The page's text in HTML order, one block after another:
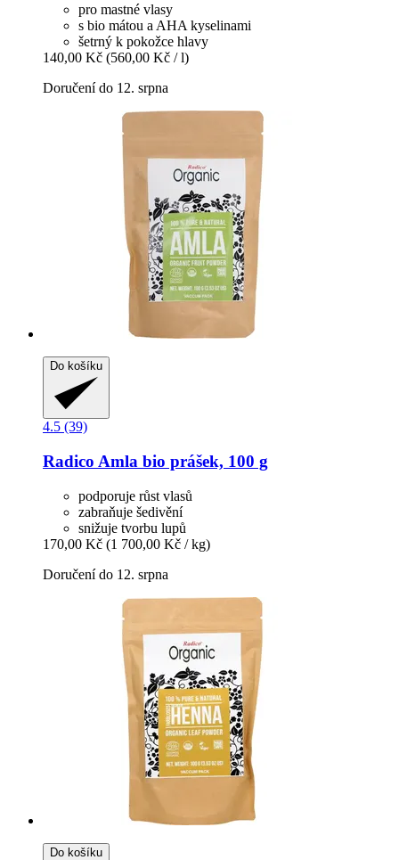
pro mastné vlasy
s bio mátou a AHA kyselinami
šetrný k pokožce hlavy
140,00 Kč (560,00 Kč / l)
Doručení do 12. srpna
Do košíku
4.5 (39)
Radico Amla bio prášek, 100 g
podporuje růst vlasů
zabraňuje šedivění
snižuje tvorbu lupů
170,00 Kč (1 700,00 Kč / kg)
Doručení do 12. srpna
Do košíku